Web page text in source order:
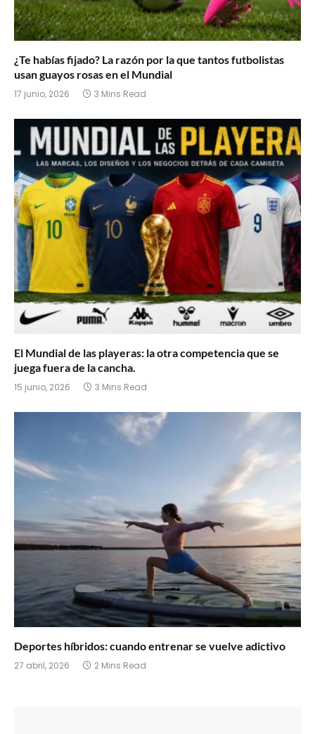
¿Te habías fijado? La razón por la que tantos futbolistas
usan guayos rosas en el Mundial
17 junio, 2026 3 Mins Read
El Mundial de las playeras: la otra competencia que se
juega fuera de la cancha.
15 junio, 2026 3 Mins Read
Deportes híbridos: cuando entrenar se vuelve adictivo
27 abril, 2026 2 Mins Read